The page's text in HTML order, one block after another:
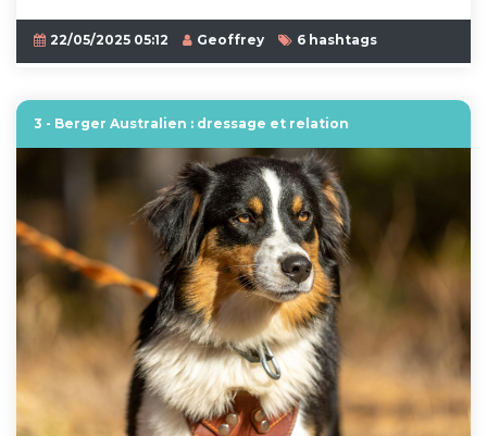
22/05/2025 05:12 Geoffrey 6 hashtags
3 - Berger Australien : dressage et relation